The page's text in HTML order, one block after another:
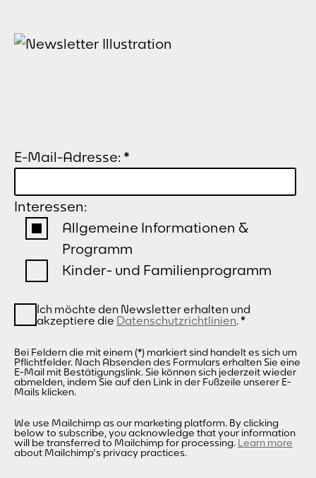
E-Mail-Adresse: *
Interessen:
Allgemeine Informationen &
Programm
Kinder- und Familienprogramm
Ich möchte den Newsletter erhalten und
akzeptiere die Datenschutzrichtlinien.*
Bei Feldern die mit einem (*) markiert sind handelt es sich um
Pflichtfelder. Nach Absenden des Formulars erhalten Sie eine
E-Mail mit Bestätigungslink. Sie können sich jederzeit wieder
abmelden, indem Sie auf den Link in der Fußzeile unserer E-
Mails klicken.
We use Mailchimp as our marketing platform. By clicking
below to subscribe, you acknowledge that your information
will be transferred to Mailchimp for processing. Learn more
about Mailchimp's privacy practices.